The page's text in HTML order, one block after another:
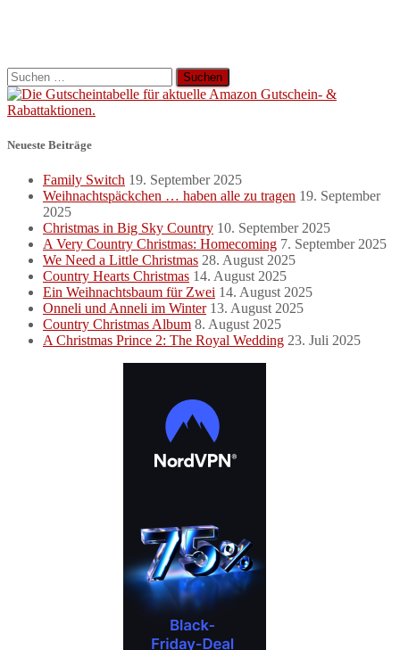
Suchen
nach:
Neueste Beiträge
Family Switch 19. September 2025
Weihnachtspäckchen … haben alle zu tragen 19. September
2025
Christmas in Big Sky Country 10. September 2025
A Very Country Christmas: Homecoming 7. September 2025
We Need a Little Christmas 28. August 2025
Country Hearts Christmas 14. August 2025
Ein Weihnachtsbaum für Zwei 14. August 2025
Onneli und Anneli im Winter 13. August 2025
Country Christmas Album 8. August 2025
A Christmas Prince 2: The Royal Wedding 23. Juli 2025